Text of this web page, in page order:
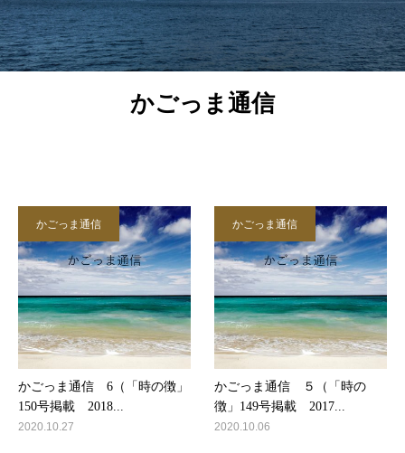
かごっま通信
かごっま通信
かごっま通信 6（「時の徴」
150号掲載 2018...
2020.10.27
かごっま通信
かごっま通信 ５（「時の
徴」149号掲載 2017...
2020.10.06